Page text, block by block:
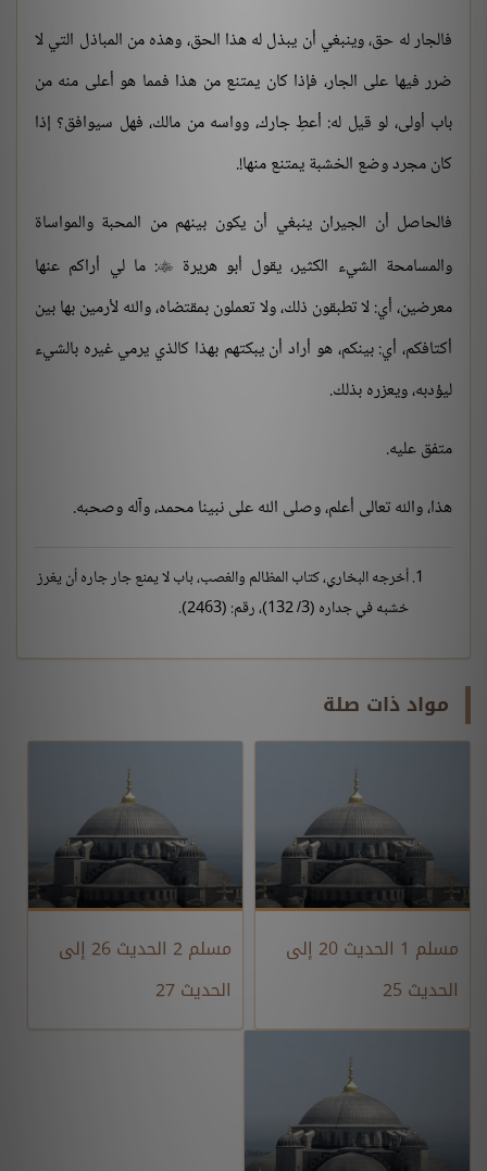
فالجار له حق، وينبغي أن يبذل له هذا الحق، وهذه من المباذل التي لا
ضرر فيها على الجار، فإذا كان يمتنع من هذا فمما هو أعلى منه من
باب أولى، لو قيل له: أعطِ جارك، وواسه من مالك، فهل سيوافق؟ إذا
كان مجرد وضع الخشبة يمتنع منها!.
فالحاصل أن الجيران ينبغي أن يكون بينهم من المحبة والمواساة
والمسامحة الشيء الكثير، يقول أبو هريرة : ما لي أراكم عنها
معرضين، أي: لا تطبقون ذلك، ولا تعملون بمقتضاه، والله لأرمين بها بين
أكتافكم، أي: بينكم، هو أراد أن يبكتهم بهذا كالذي يرمي غيره بالشيء
ليؤدبه، ويعزره بذلك.
متفق عليه.
هذا، والله تعالى أعلم، وصلى الله على نبينا محمد، وآله وصحبه.
أخرجه البخاري، كتاب المظالم والغصب، باب لا يمنع جار جاره أن يغرز
خشبه في جداره (3/ 132)، رقم: (2463).
مواد ذات صلة
مسلم 1 الحديث 20 إلى
الحديث 25
مسلم 2 الحديث 26 إلى
الحديث 27